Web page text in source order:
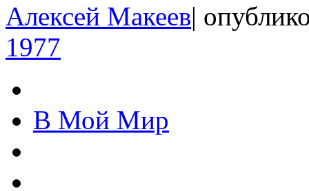
Алексей Макеев|
1977
В Мой Мир